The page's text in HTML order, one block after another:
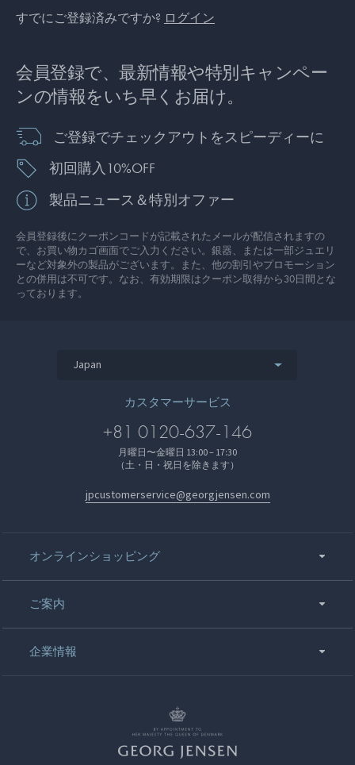
すでにご登録済みですか? ログイン
会員登録で、最新情報や特別キャンペー
ンの情報をいち早くお届け。
ご登録でチェックアウトをスピーディーに
初回購入10%OFF
製品ニュース＆特別オファー
会員登録後にクーポンコードが記載されたメールが配信されますの
で、お買い物カゴ画面でご入力ください。銀器、または一部ジュエリ
ーなど対象外の製品がございます。また、他の割引やプロモーション
との併用は不可です。なお、有効期限はクーポン取得から30日間とな
っております。
Japan
カスタマーサービス
+81 0120-637-146
月曜日〜金曜日 13:00 – 17:30
（土・日・祝日を除きます）
jpcustomerservice@georgjensen.com
オンラインショッピング
ご案内
企業情報